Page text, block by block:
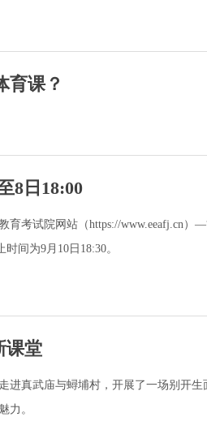
育课？
8日18:00
考试院网站（https://www.eeafj.cn
间为9月10日18:30。
课堂
进真武庙与蟳埔村，开展了一场别开
力。